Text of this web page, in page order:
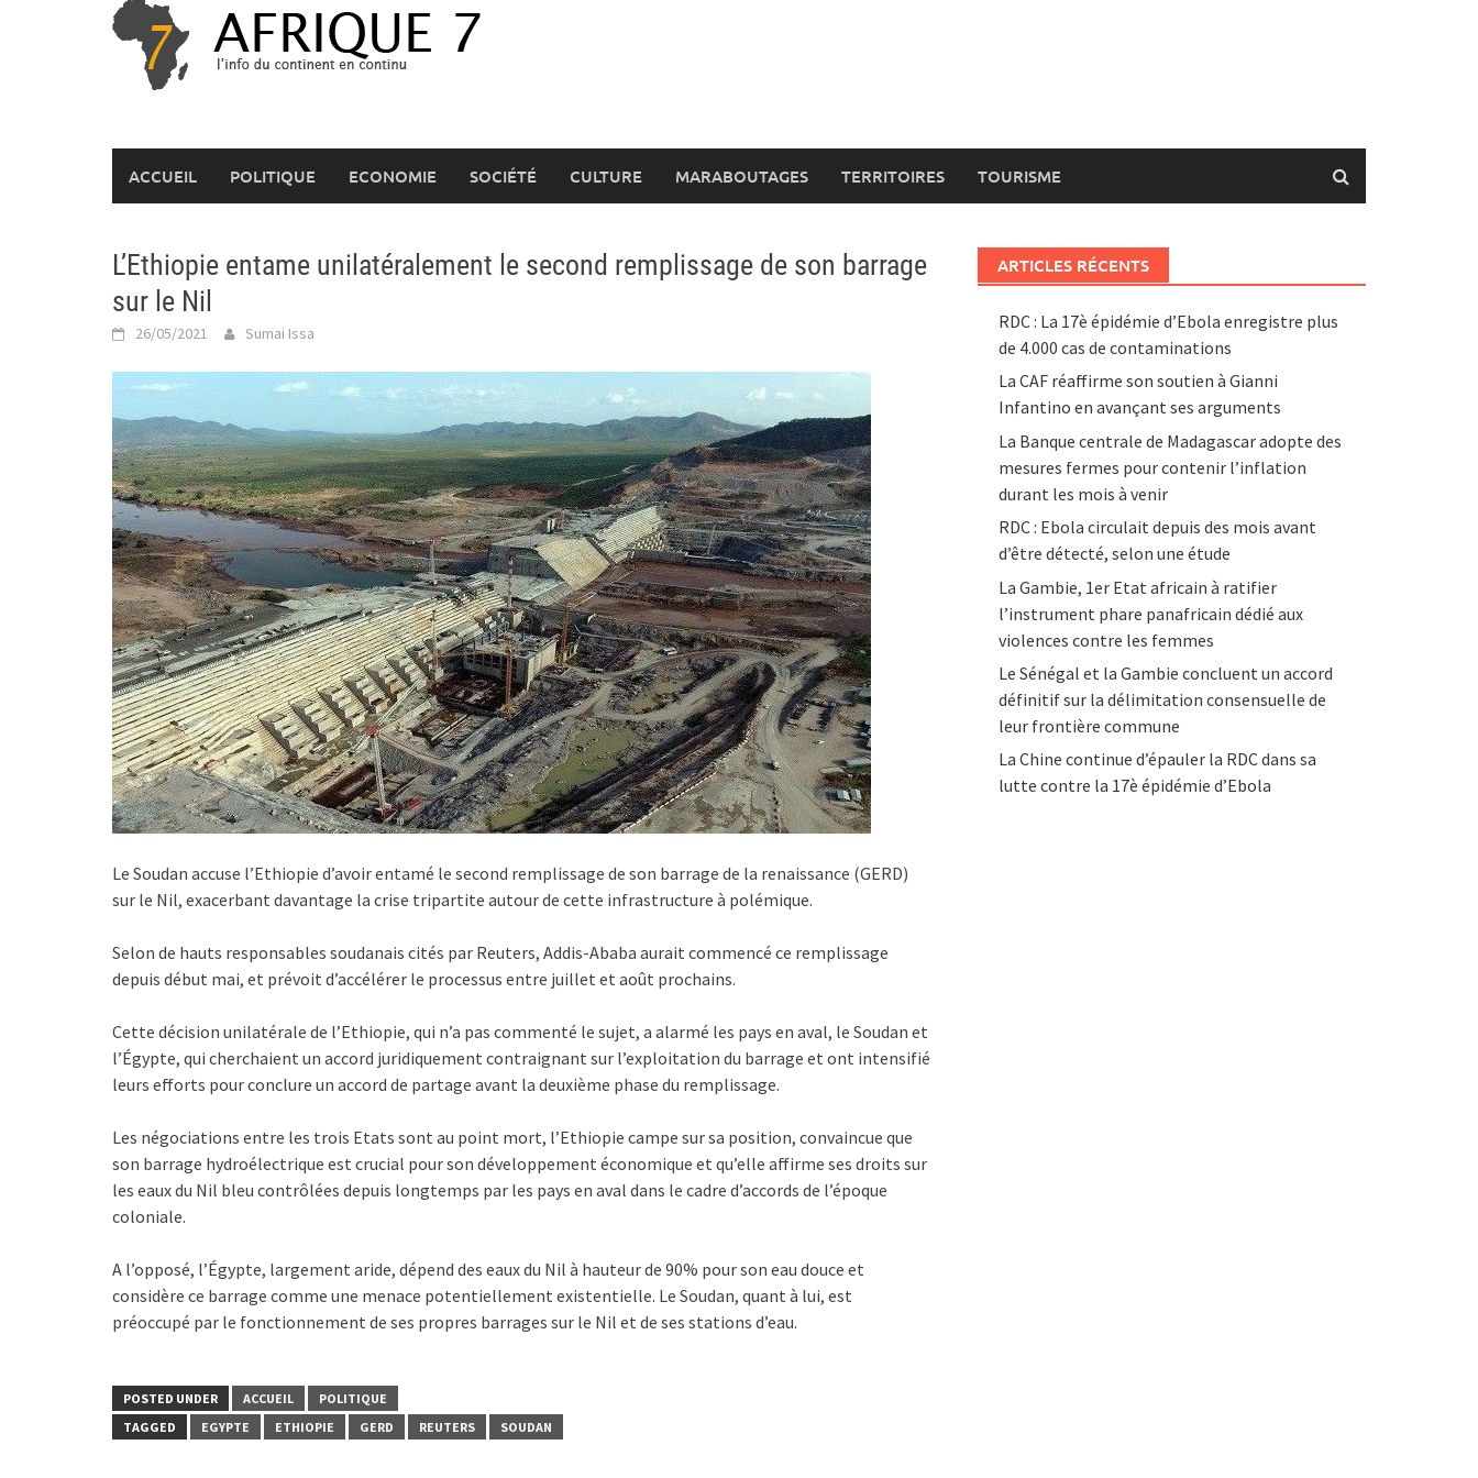
ACCUEIL POLITIQUE ECONOMIE SOCIÉTÉ CULTURE MARABOUTAGES TERRITOIRES TOURISME
L’Ethiopie entame unilatéralement le second remplissage de son barrage
sur le Nil
26/05/2021 Sumai Issa
Le Soudan accuse l’Ethiopie d’avoir entamé le second remplissage de son barrage de la renaissance (GERD)
sur le Nil, exacerbant davantage la crise tripartite autour de cette infrastructure à polémique.
Selon de hauts responsables soudanais cités par Reuters, Addis-Ababa aurait commencé ce remplissage
depuis début mai, et prévoit d’accélérer le processus entre juillet et août prochains.
Cette décision unilatérale de l’Ethiopie, qui n’a pas commenté le sujet, a alarmé les pays en aval, le Soudan et
l’Égypte, qui cherchaient un accord juridiquement contraignant sur l’exploitation du barrage et ont intensifié
leurs efforts pour conclure un accord de partage avant la deuxième phase du remplissage.
Les négociations entre les trois Etats sont au point mort, l’Ethiopie campe sur sa position, convaincue que
son barrage hydroélectrique est crucial pour son développement économique et qu’elle affirme ses droits sur
les eaux du Nil bleu contrôlées depuis longtemps par les pays en aval dans le cadre d’accords de l’époque
coloniale.
A l’opposé, l’Égypte, largement aride, dépend des eaux du Nil à hauteur de 90% pour son eau douce et
considère ce barrage comme une menace potentiellement existentielle. Le Soudan, quant à lui, est
préoccupé par le fonctionnement de ses propres barrages sur le Nil et de ses stations d’eau.
POSTED UNDER ACCUEIL
POLITIQUE
TAGGED
EGYPTE ETHIOPIE GERD REUTERS SOUDAN
ARTICLES RÉCENTS
RDC : La 17è épidémie d’Ebola enregistre plus
de 4.000 cas de contaminations
La CAF réaffirme son soutien à Gianni
Infantino en avançant ses arguments
La Banque centrale de Madagascar adopte des
mesures fermes pour contenir l’inflation
durant les mois à venir
RDC : Ebola circulait depuis des mois avant
d’être détecté, selon une étude
La Gambie, 1er Etat africain à ratifier
l’instrument phare panafricain dédié aux
violences contre les femmes
Le Sénégal et la Gambie concluent un accord
définitif sur la délimitation consensuelle de
leur frontière commune
La Chine continue d’épauler la RDC dans sa
lutte contre la 17è épidémie d’Ebola